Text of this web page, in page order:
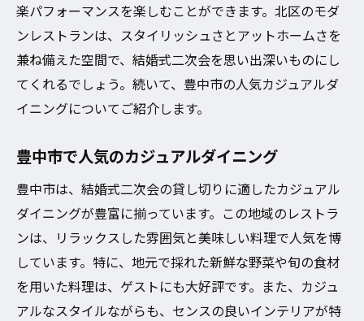
楽パフォーマンスを楽しむことができます。北区のモダ
ンレストランは、スタイリッシュさとアットホームさを
兼ね備えた空間で、結婚式二次会を思い出深いものにし
てくれるでしょう。続いて、豊中市の人気カジュアルダ
イニングについてご紹介します。
豊中市で人気のカジュアルダイニング
豊中市は、結婚式二次会の貸し切りに適したカジュアル
ダイニングが豊富に揃っています。この地域のレストラ
ンは、リラックスした雰囲気と美味しい料理で人気を博
しています。特に、地元で採れた新鮮な野菜や旬の食材
を用いた料理は、ゲストにも大好評です。また、カジュ
アルなスタイルながらも、センスの良いインテリアが特